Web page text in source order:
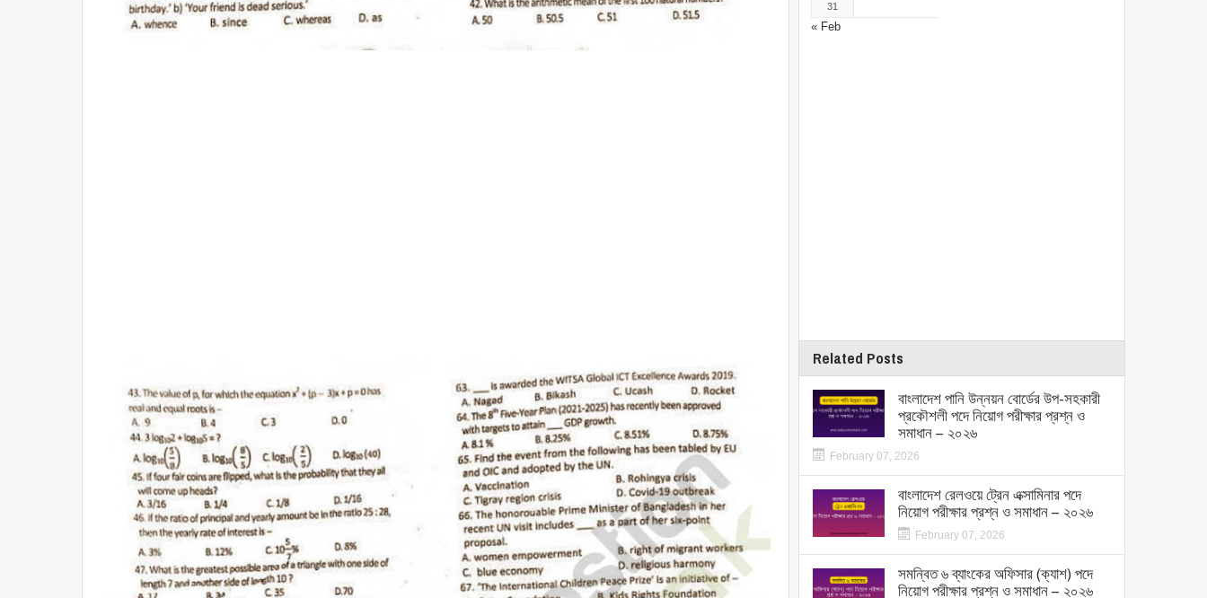
« Feb
31
Related Posts
বাংলাদেশ পানি উন্নয়ন বোর্ডের উপ-সহকারী
প্রকৌশলী পদে নিয়োগ পরীক্ষার প্রশ্ন ও
সমাধান – ২০২৬
February 07, 2026
বাংলাদেশ রেলওয়ে ট্রেন এক্সামিনার পদে
নিয়োগ পরীক্ষার প্রশ্ন ও সমাধান – ২০২৬
February 07, 2026
সমন্বিত ৬ ব্যাংকের অফিসার (ক্যাশ) পদে
নিয়োগ পরীক্ষার প্রশ্ন ও সমাধান – ২০২৬